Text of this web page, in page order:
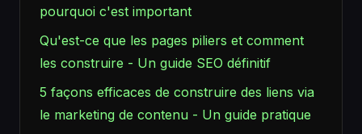
pourquoi c'est important
Qu'est-ce que les pages piliers et comment
les construire - Un guide SEO définitif
5 façons efficaces de construire des liens via
le marketing de contenu - Un guide pratique